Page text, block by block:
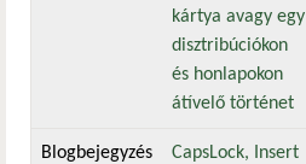
kártya avagy egy
disztribúciókon
és honlapokon
átívelő történet
Blogbejegyzés
CapsLock, Insert